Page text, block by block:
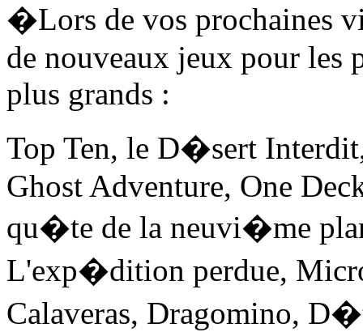
�Lors de vos prochaines
de nouveaux jeux pour les
plus grands :
Top Ten, le D�sert
Ghost Adventure, One
qu�te de la neuvi�me
L'exp�dition perdue,
Calaveras, Dragomino,